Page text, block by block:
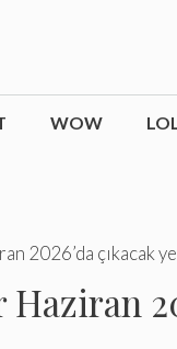
WOW LOL
2026’da çıkacak